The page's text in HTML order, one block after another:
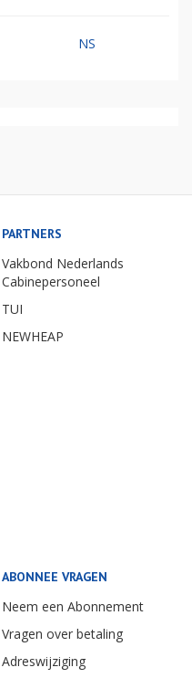
NS
PARTNERS
Vakbond Nederlands
Cabinepersoneel
TUI
NEWHEAP
ABONNEE VRAGEN
Neem een Abonnement
Vragen over betaling
Adreswijziging